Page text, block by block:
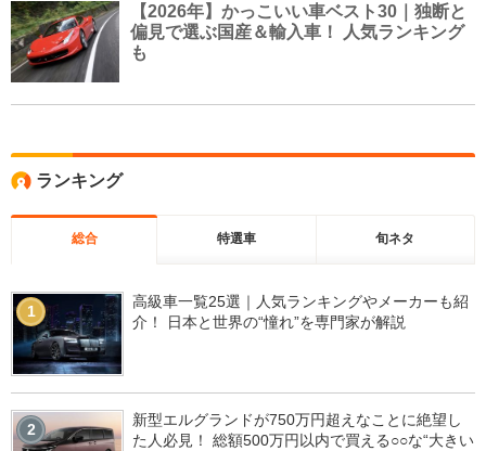
【2026年】かっこいい車ベスト30｜独断と
偏見で選ぶ国産＆輸入車！ 人気ランキング
も
ランキング
総合 特選車 旬ネタ
1
高級車一覧25選｜人気ランキングやメーカーも紹
介！ 日本と世界の“憧れ”を専門家が解説
2
新型エルグランドが750万円超えなことに絶望し
た人必見！ 総額500万円以内で買える○○な“大きい